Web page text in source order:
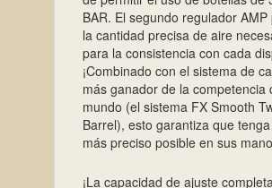
BAR. El segundo regulador
la cantidad precisa de aire
para la consistencia con cada
¡Combinado con el sistema de
más ganador de la competencia
mundo (el sistema FX Smooth
Barrel), esto garantiza que
más preciso posible en sus
¡La capacidad de ajuste